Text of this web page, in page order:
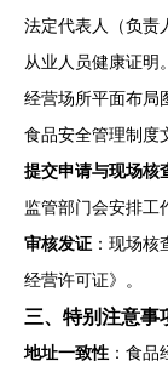
法定代表人（负责
从业人员健康证明。
经营场所平面布局
食品安全管理制度
提交申请与现场核
监管部门会安排工
审核发证 ：现场
经营许可证》。
三、特别注意事
地址一致性 ：食